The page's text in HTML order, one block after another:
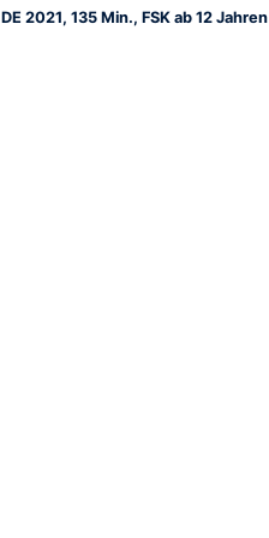
DE 2021, 135 Min., FSK ab 12 Jahren